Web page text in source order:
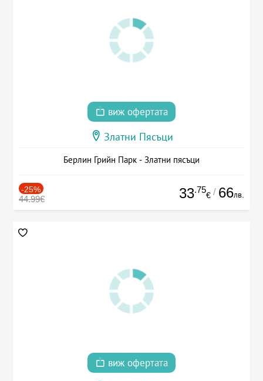
виж офертата
Златни Пясъци
Берлин Грийн Парк - Златни пясъци
-25%
44.99€ 33.75
€ / 66лв.
виж офертата